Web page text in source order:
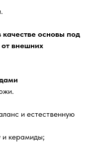
основы под
внешних
и естественную
и керамиды;